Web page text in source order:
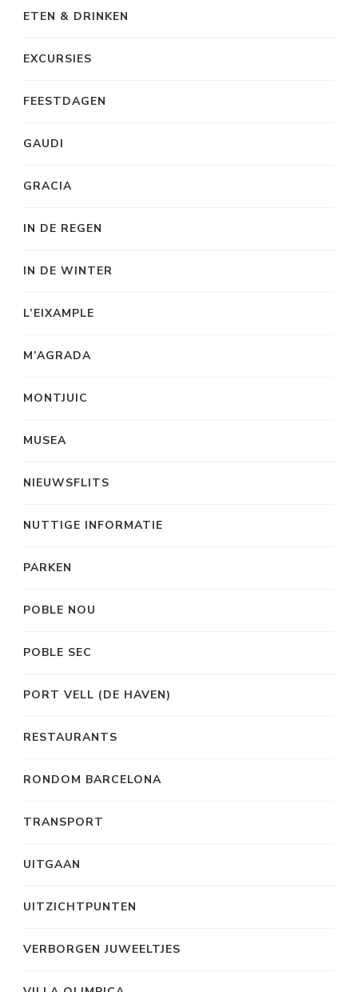
ETEN & DRINKEN
EXCURSIES
FEESTDAGEN
GAUDI
GRACIA
IN DE REGEN
IN DE WINTER
L’EIXAMPLE
M’AGRADA
MONTJUIC
MUSEA
NIEUWSFLITS
NUTTIGE INFORMATIE
PARKEN
POBLE NOU
POBLE SEC
PORT VELL (DE HAVEN)
RESTAURANTS
RONDOM BARCELONA
TRANSPORT
UITGAAN
UITZICHTPUNTEN
VERBORGEN JUWEELTJES